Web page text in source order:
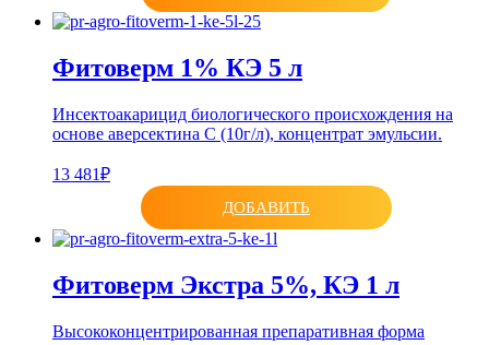
Фитоверм 1% КЭ 5 л
Инсектоакарицид биологического происхождения на
основе аверсектина С (10г/л), концентрат эмульсии.
13 481₽
ДОБАВИТЬ
Фитоверм Экстра 5%, КЭ 1 л
Высококонцентрированная препаративная форма